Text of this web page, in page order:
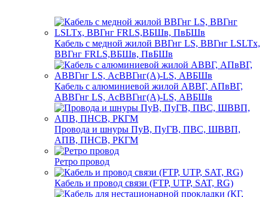
Кабель с медной жилой ВВГнг LS, ВВГнг LSLTx,
ВВГнг FRLS,ВБШв, ПвБШв
Кабель с алюминиевой жилой АВВГ, АПвВГ,
АВВГнг LS, АсВВГнг(А)-LS, АВБШв
Провода и шнуры ПуВ, ПуГВ, ПВС, ШВВП,
АПВ, ПНСВ, РКГМ
Ретро провод
Кабель и провод связи (FTP, UTP, SAT, RG)